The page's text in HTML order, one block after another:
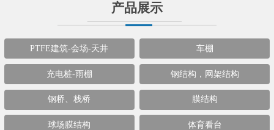
产品展示
PTFE建筑-会场-天井 车棚
充电桩-雨棚 钢结构，网架结构
钢桥、栈桥 膜结构
球场膜结构 体育看台